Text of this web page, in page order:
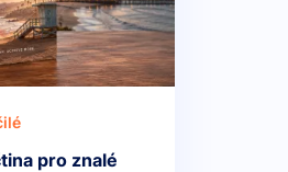
pro znalé